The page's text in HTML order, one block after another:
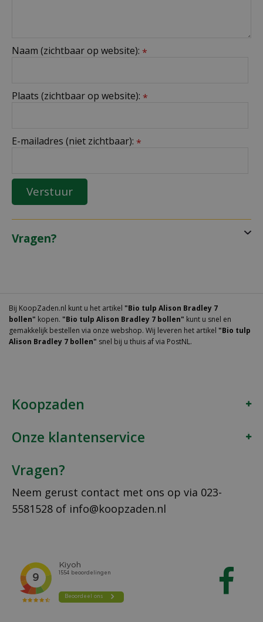
Naam (zichtbaar op website): *
Plaats (zichtbaar op website): *
E-mailadres (niet zichtbaar): *
Vragen?
Bij KoopZaden.nl kunt u het artikel "Bio tulp Alison Bradley 7
bollen" kopen. "Bio tulp Alison Bradley 7 bollen" kunt u snel en
gemakkelijk bestellen via onze webshop. Wij leveren het artikel "Bio tulp
Alison Bradley 7 bollen" snel bij u thuis af via PostNL.
Koopzaden
Onze klantenservice
Vragen?
Neem gerust contact met ons op via 023-
5581528 of info@koopzaden.nl